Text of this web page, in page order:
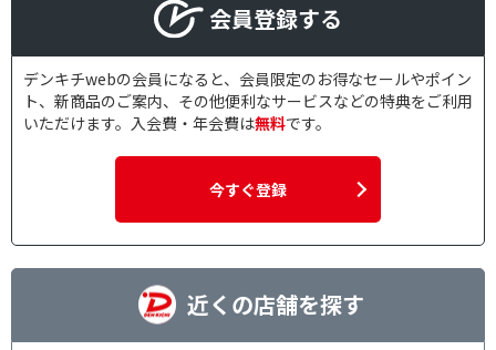
会員登録する
デンキチwebの会員になると、会員限定のお得なセールやポイン
ト、新商品のご案内、その他便利なサービスなどの特典をご利用
いただけます。入会費・年会費は無料です。
今すぐ登録
近くの店舗を探す